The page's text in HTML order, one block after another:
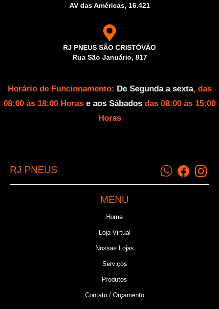
AV das Américas, 16.421
RJ PNEUS SÃO CRISTÓVÃO
Rua São Januário, 817
Horário de Funcionamento: De Segunda a sexta, das
08:00 às 18:00 Horas e aos Sábados das 08:00 às 15:00
Horas
RJ PNEUS
MENU
Home
Loja Virtual
Nossas Lojas
Serviços
Produtos
Contato / Orçamento